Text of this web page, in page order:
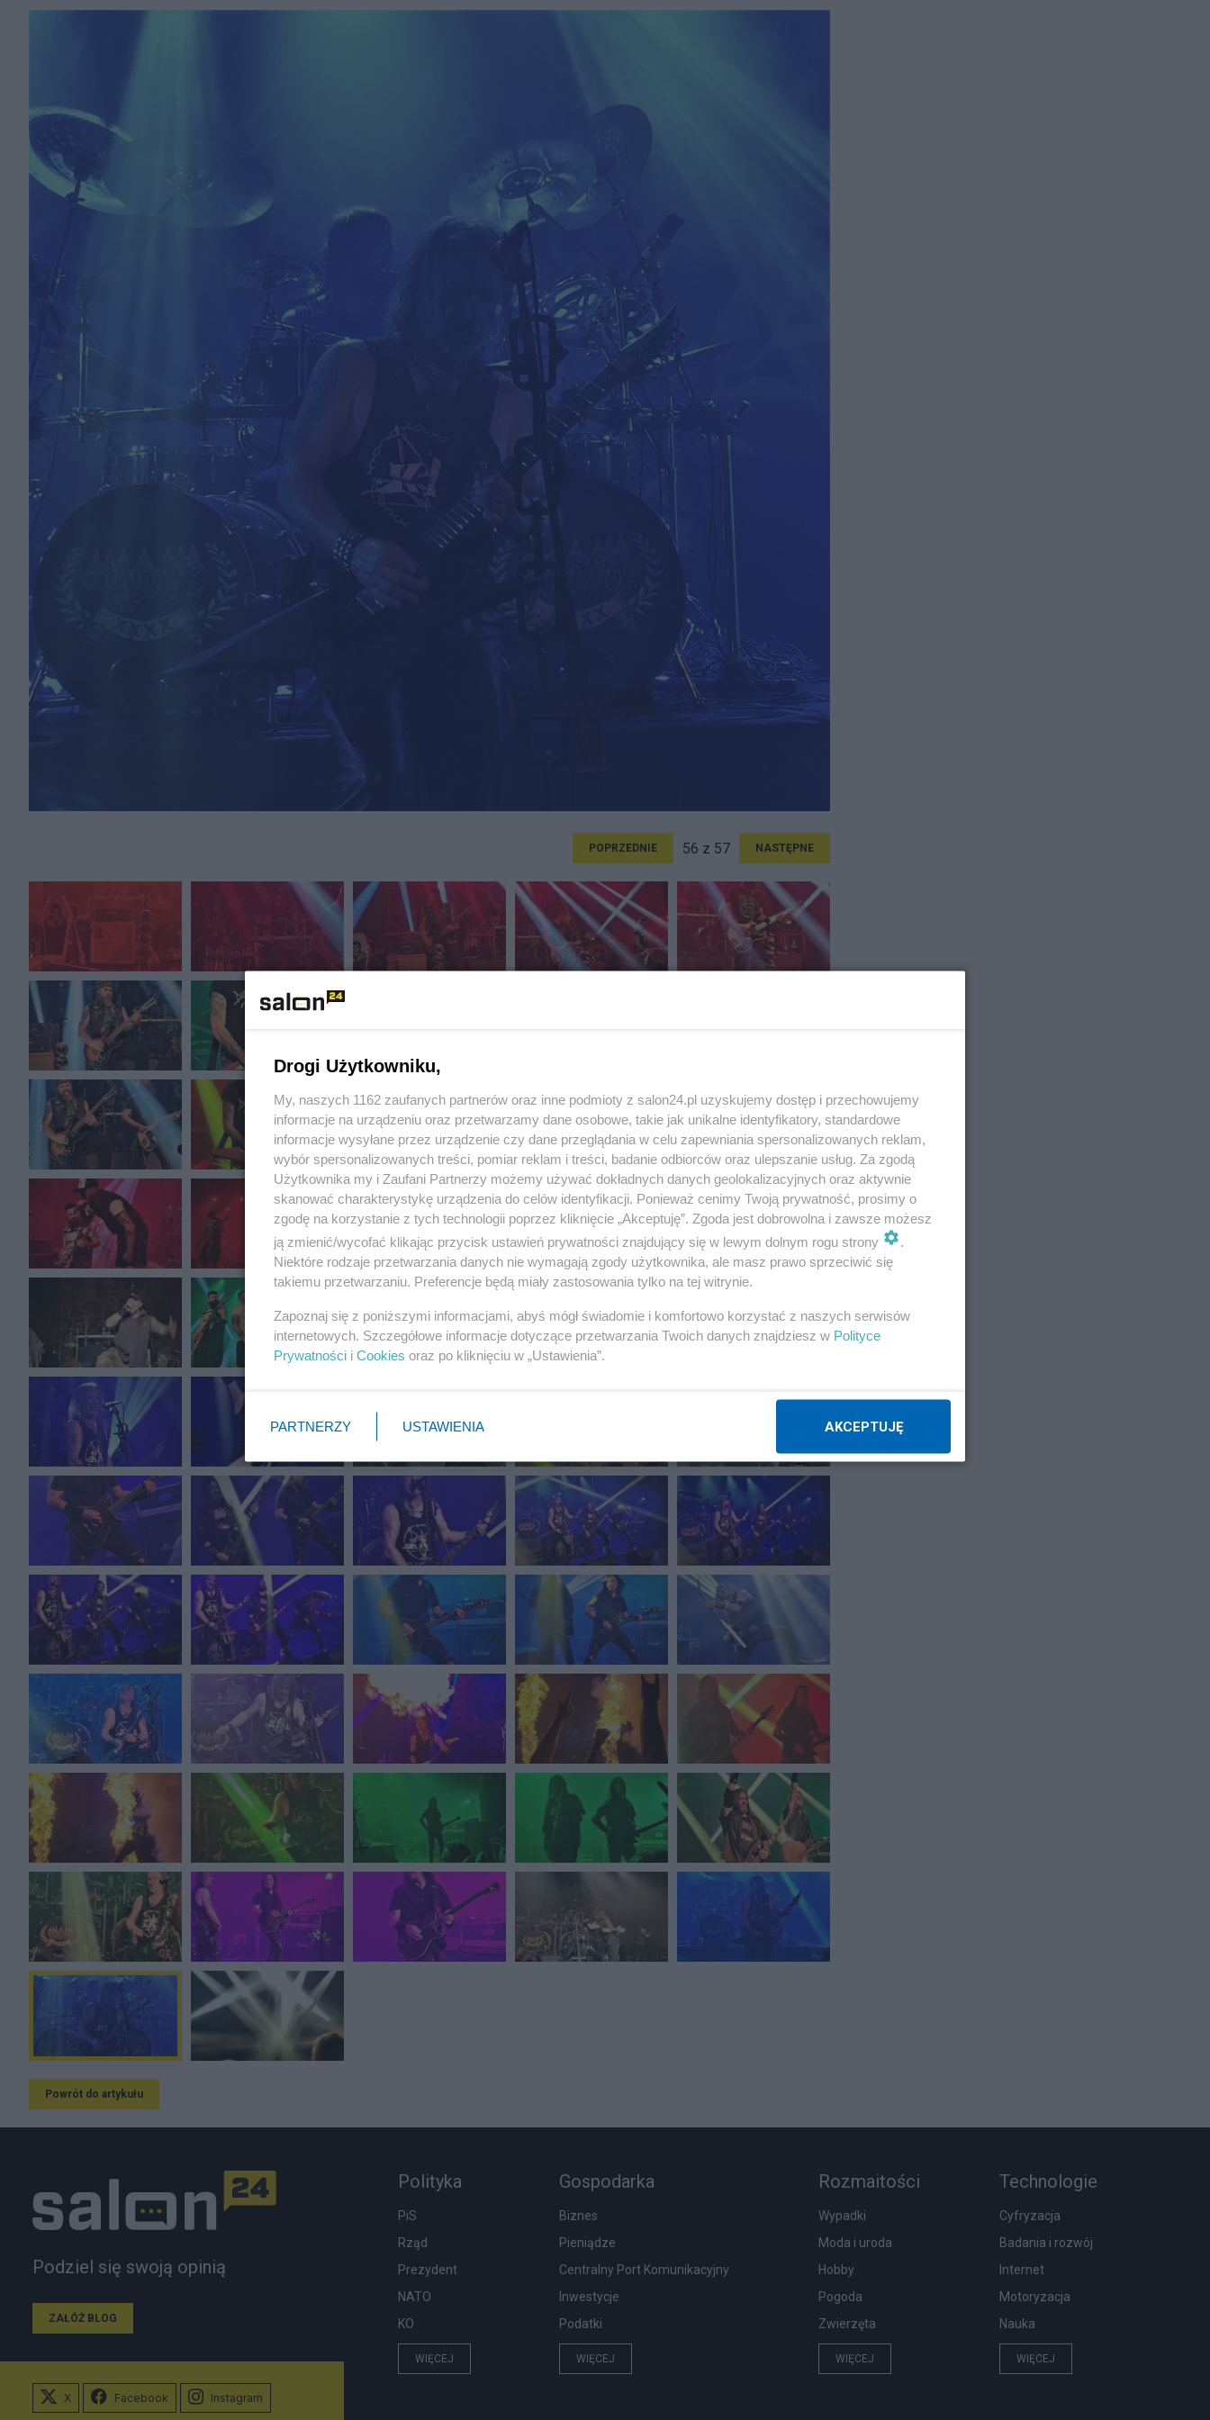
POPRZEDNIE 56 z 57 NASTĘPNE
Powrót do artykułu
Podziel się swoją opinią
ZAŁÓŻ BLOG
Polityka
PiS
Rząd
Prezydent
NATO
KO
WIĘCEJ
Gospodarka
Biznes
Pieniądze
Centralny Port Komunikacyjny
Inwestycje
Podatki
WIĘCEJ
Rozmaitości
Wypadki
Moda i uroda
Hobby
Pogoda
Zwierzęta
WIĘCEJ
Technologie
Cyfryzacja
Badania i rozwój
Internet
Motoryzacja
Nauka
WIĘCEJ
X Facebook Instagram
Drogi Użytkowniku,
My, naszych 1162 zaufanych partnerów oraz inne podmioty z salon24.pl uzyskujemy dostęp i przechowujemy
informacje na urządzeniu oraz przetwarzamy dane osobowe, takie jak unikalne identyfikatory, standardowe
informacje wysyłane przez urządzenie czy dane przeglądania w celu zapewniania spersonalizowanych reklam,
wybór spersonalizowanych treści, pomiar reklam i treści, badanie odbiorców oraz ulepszanie usług. Za zgodą
Użytkownika my i Zaufani Partnerzy możemy używać dokładnych danych geolokalizacyjnych oraz aktywnie
skanować charakterystykę urządzenia do celów identyfikacji. Ponieważ cenimy Twoją prywatność, prosimy o
zgodę na korzystanie z tych technologii poprzez kliknięcie „Akceptuję”. Zgoda jest dobrowolna i zawsze możesz
ją zmienić/wycofać klikając przycisk ustawień prywatności znajdujący się w lewym dolnym rogu strony
Niektóre rodzaje przetwarzania danych nie wymagają zgody użytkownika, ale masz prawo sprzeciwić się
takiemu przetwarzaniu. Preferencje będą miały zastosowania tylko na tej witrynie.
Zapoznaj się z poniższymi informacjami, abyś mógł świadomie i komfortowo korzystać z naszych serwisów
internetowych. Szczegółowe informacje dotyczące przetwarzania Twoich danych znajdziesz w Polityce
Prywatności i Cookies oraz po kliknięciu w „Ustawienia”.
PARTNERZY USTAWIENIA AKCEPTUJĘ